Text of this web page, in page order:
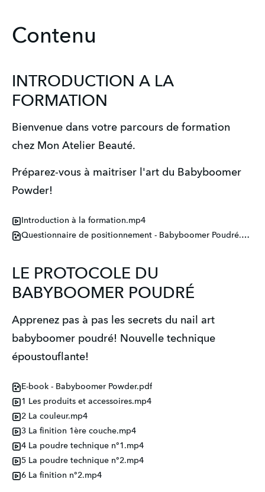
Contenu
INTRODUCTION A LA
FORMATION
Bienvenue dans votre parcours de formation
chez Mon Atelier Beauté.
Préparez-vous à maitriser l'art du Babyboomer
Powder!
Introduction à la formation.mp4
Questionnaire de positionnement - Babyboomer Poudré.pdf
LE PROTOCOLE DU
BABYBOOMER POUDRÉ
Apprenez pas à pas les secrets du nail art
babyboomer poudré! Nouvelle technique
époustouflante!
E-book - Babyboomer Powder.pdf
1 Les produits et accessoires.mp4
2 La couleur.mp4
3 La finition 1ère couche.mp4
4 La poudre technique n°1.mp4
5 La poudre technique n°2.mp4
6 La finition n°2.mp4